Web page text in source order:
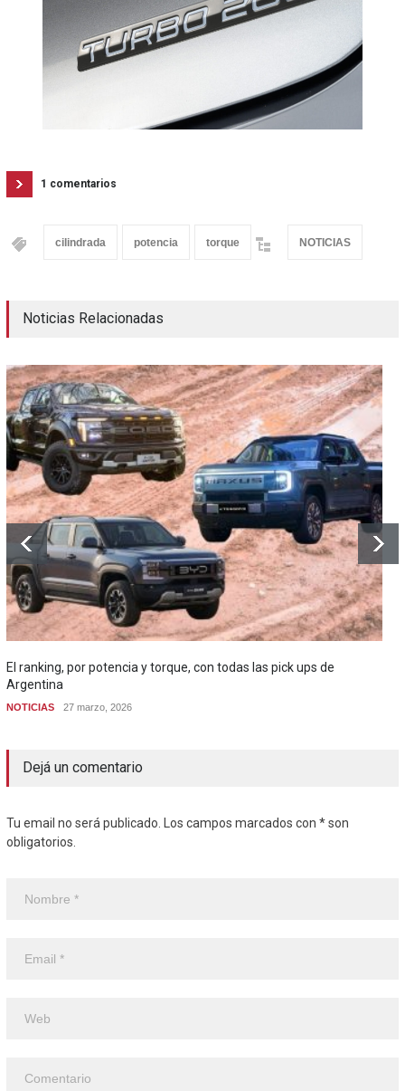
1 comentarios
cilindrada potencia torque NOTICIAS
Noticias Relacionadas
El ranking, por potencia y torque, con todas las pick ups de
Argentina
NOTICIAS 27 marzo, 2026
Dejá un comentario
Tu email no será publicado. Los campos marcados con * son
obligatorios.